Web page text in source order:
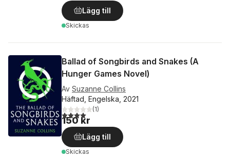
Lägg till
Skickas
Ballad of Songbirds and Snakes (A
Hunger Games Novel)
Av Suzanne Collins
Häftad, Engelska, 2021
4,0utav 5 stjärnor. Totalt antal röster:
(1)
150 kr
Lägg till
Skickas